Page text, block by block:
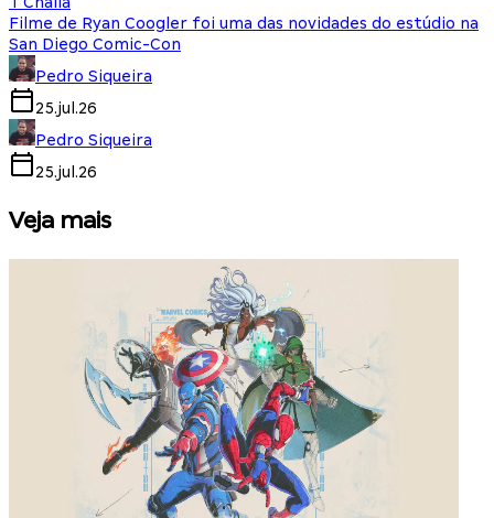
Filme de Ryan Coogler foi uma das novidades do estúdio na
San Diego Comic-Con
Pedro Siqueira
25.jul.26
Pedro Siqueira
25.jul.26
Veja mais